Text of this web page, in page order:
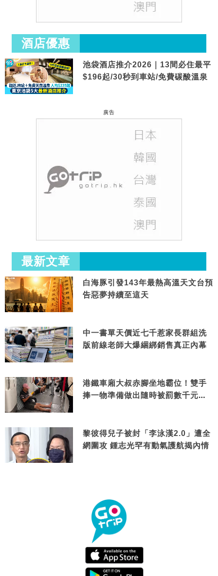
酒店優惠
池袋酒店推介2026｜13間必住最平
$196起/30秒到車站/免費碳酸溫泉
廣告
最新文章
白海豚引發143年最熱高溫天文台預
告惡夢持續至這天
中一書單天價近七千惹家長群組洗
版前線老師大爆綑綁銷售真正內幕
港鐵車廂大叔赤腳坐地霸位！雙手
捧一物準備做出隨時被罰數千元舉
黎彼得兒子被封「李泳漢2.0」遭全
網圍攻 鍾志光罕有動氣護航揭內情